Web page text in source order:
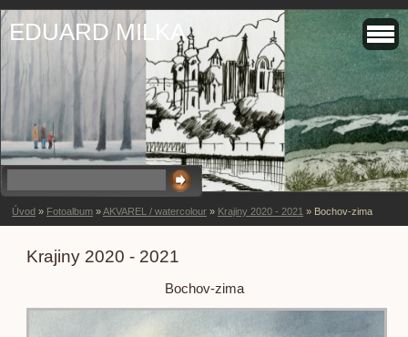
EDUARD MILKA
Úvod » Fotoalbum »AKVAREL / watercolour » Krajiny 2020 - 2021 » Bochov-zima
Krajiny 2020 - 2021
Bochov-zima